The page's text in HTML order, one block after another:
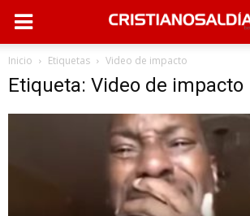
Inicio Etiquetas Video de impacto
Etiqueta: Video de impacto